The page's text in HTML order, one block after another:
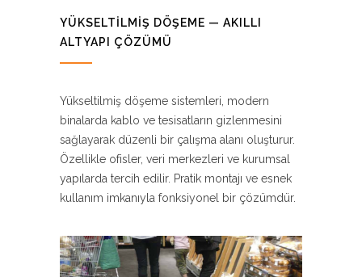
YÜKSELTILMIŞ DÖŞEME — AKILLI
ALTYAPI ÇÖZÜMÜ
Yükseltilmiş döşeme sistemleri, modern
binalarda kablo ve tesisatların gizlenmesini
sağlayarak düzenli bir çalışma alanı oluşturur.
Özellikle ofisler, veri merkezleri ve kurumsal
yapılarda tercih edilir. Pratik montajı ve esnek
kullanım imkanıyla fonksiyonel bir çözümdür.